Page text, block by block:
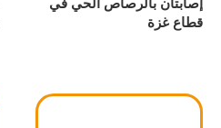
قطاع غزة